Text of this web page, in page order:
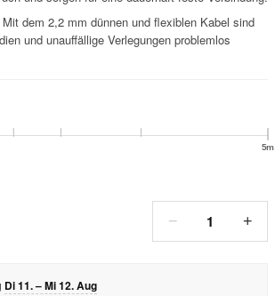
Mit dem 2,2 mm dünnen und flexiblen Kabel sind
und unauffällige Verlegungen problemlos
5m
− 1 +
Di 11. – Mi 12. Aug